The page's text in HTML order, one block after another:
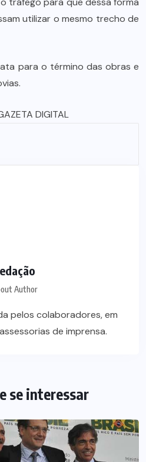
utilizar o mesmo trecho de
para o término das obras e
DIGITAL
Author
pelos colaboradores, em
de imprensa.
se interessar